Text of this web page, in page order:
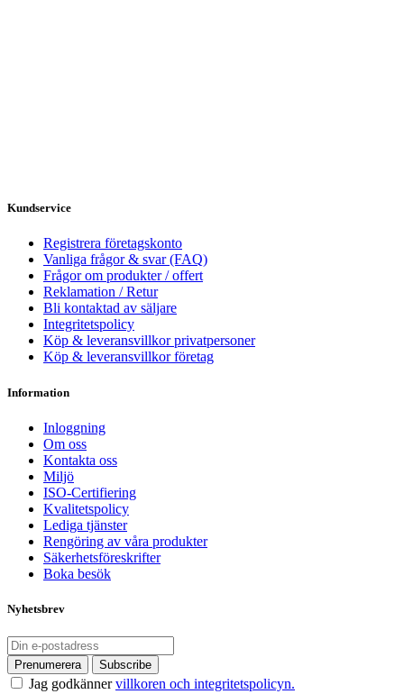
Kundservice
Registrera företagskonto
Vanliga frågor & svar (FAQ)
Frågor om produkter / offert
Reklamation / Retur
Bli kontaktad av säljare
Integritetspolicy
Köp & leveransvillkor privatpersoner
Köp & leveransvillkor företag
Information
Inloggning
Om oss
Kontakta oss
Miljö
ISO-Certifiering
Kvalitetspolicy
Lediga tjänster
Rengöring av våra produkter
Säkerhetsföreskrifter
Boka besök
Nyhetsbrev
Jag godkännervillkoren och integritetspolicyn.